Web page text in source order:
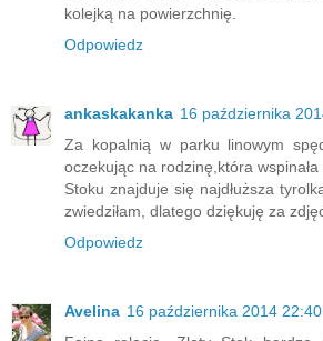
kolejką na powierzchnię.
Odpowiedz
ankaskakanka 16 października
Za kopalnią w parku linowym
oczekując na rodzinę,która
Stoku znajduje się najdłuższa
zwiedziłam, dlatego dziękuję za
Odpowiedz
Avelina 16 października 2014 22:40